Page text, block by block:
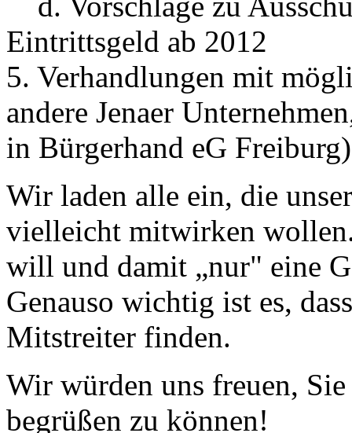
Eintrittsgeld ab 2012
5. Verhandlungen mit
andere Jenaer
in Bürgerhand eG Freiburg)
Wir laden alle ein, die
vielleicht mitwirken
will und damit „nur" eine
Genauso wichtig ist es,
Mitstreiter finden.
Wir würden uns freuen,
begrüßen zu können!